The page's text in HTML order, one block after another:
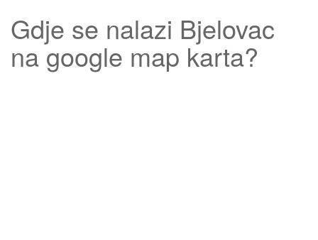
Gdje se nalazi Bjelovac
na google map karta?